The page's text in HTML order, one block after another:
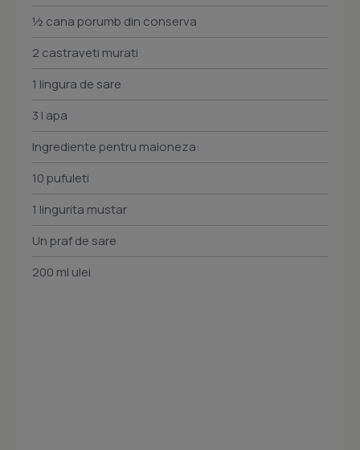
½ cana porumb din conserva
2 castraveti murati
1 lingura de sare
3 l apa
Ingrediente pentru maioneza:
10 pufuleti
1 lingurita mustar
Un praf de sare
200 ml ulei